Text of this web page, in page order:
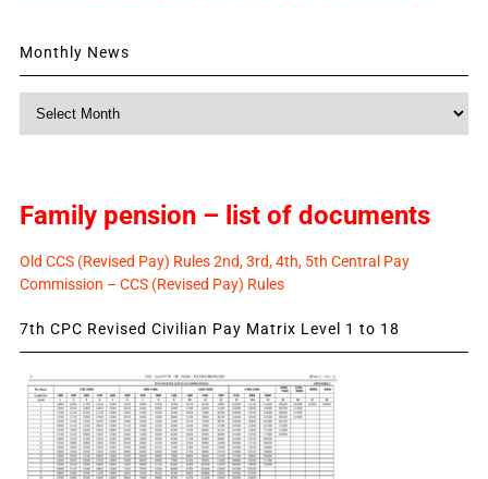
Monthly News
Family pension – list of documents
Old CCS (Revised Pay) Rules 2nd, 3rd, 4th, 5th Central Pay
Commission – CCS (Revised Pay) Rules
7th CPC Revised Civilian Pay Matrix Level 1 to 18